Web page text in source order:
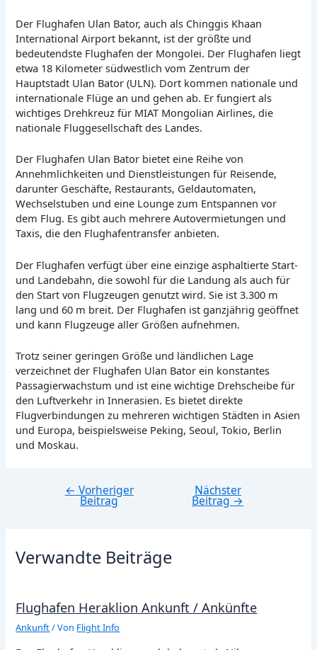
Der Flughafen Ulan Bator, auch als Chinggis Khaan
International Airport bekannt, ist der größte und
bedeutendste Flughafen der Mongolei. Der Flughafen liegt
etwa 18 Kilometer südwestlich vom Zentrum der
Hauptstadt Ulan Bator (ULN). Dort kommen nationale und
internationale Flüge an und gehen ab. Er fungiert als
wichtiges Drehkreuz für MIAT Mongolian Airlines, die
nationale Fluggesellschaft des Landes.
Der Flughafen Ulan Bator bietet eine Reihe von
Annehmlichkeiten und Dienstleistungen für Reisende,
darunter Geschäfte, Restaurants, Geldautomaten,
Wechselstuben und eine Lounge zum Entspannen vor
dem Flug. Es gibt auch mehrere Autovermietungen und
Taxis, die den Flughafentransfer anbieten.
Der Flughafen verfügt über eine einzige asphaltierte Start-
und Landebahn, die sowohl für die Landung als auch für
den Start von Flugzeugen genutzt wird. Sie ist 3.300 m
lang und 60 m breit. Der Flughafen ist ganzjährig geöffnet
und kann Flugzeuge aller Größen aufnehmen.
Trotz seiner geringen Größe und ländlichen Lage
verzeichnet der Flughafen Ulan Bator ein konstantes
Passagierwachstum und ist eine wichtige Drehscheibe für
den Luftverkehr in Innerasien. Es bietet direkte
Flugverbindungen zu mehreren wichtigen Städten in Asien
und Europa, beispielsweise Peking, Seoul, Tokio, Berlin
und Moskau.
Beitragsnavigation
← Vorheriger
Beitrag
Nächster
Beitrag→
Verwandte Beiträge
Flughafen Heraklion Ankunft / Ankünfte
Ankunft/ Von Flight Info